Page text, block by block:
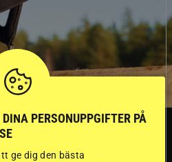
PERSONUPPGIFTER PÅ
ge dig den bästa